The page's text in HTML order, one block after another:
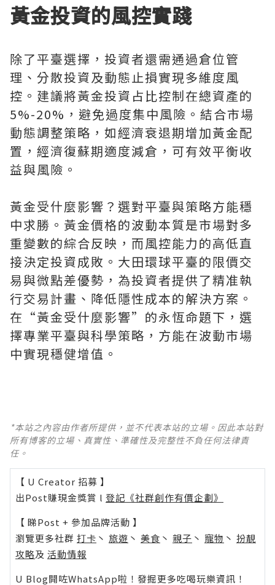
黃金投資的風控實踐
除了平臺選擇，投資者還需通過倉位管
理、分散投資及動態止損實現多維度風
控。建議將黃金投資占比控制在總資產的
5%-20%，避免過度集中風險。結合市場
動態調整策略，如經濟衰退期增加黃金配
置，經濟復蘇期適度減倉，可有效平衡收
益與風險。
黃金受什麼影響？選對平臺與策略方能穩
中求勝。黃金價格的波動本質是市場對多
重變數的綜合反映，而風控能力的高低直
接決定投資成敗。大田環球平臺的限價交
易與微點差優勢，為投資者提供了精准執
行交易計畫、降低隱性成本的解決方案。
在“黃金受什麼影響”的永恆命題下，選
擇專業平臺與科學策略，方能在波動市場
中實現穩健增值。
*本站之內容由作者所提供，並不代表本站的立場。因此本站對
所有博客的立場、真實性、準確性及完整性不負任何法律責
任。
【 U Creator 招募 】
出Post賺現金獎賞 l 登記《社群創作有價企劃》
【 睇Post + 參加品牌活動 】
瀏覽更多社群 打卡 丶 旅遊 丶 美食 丶 親子 丶 寵物 丶 扮靚
攻略及 活動情報
U Blog開咗WhatsApp啦！發掘更多吃喝玩樂資訊！